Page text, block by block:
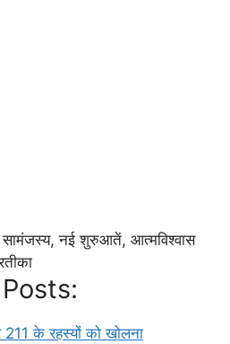
सामंजस्य, नई शुरुआतें, आत्मविश्वास
के रहस्यों को खोलना